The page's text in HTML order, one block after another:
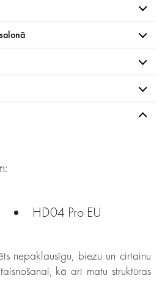
HD04 Pro EU
nepaklausīgu, biezu un cirtainu
kā arī matu struktūras